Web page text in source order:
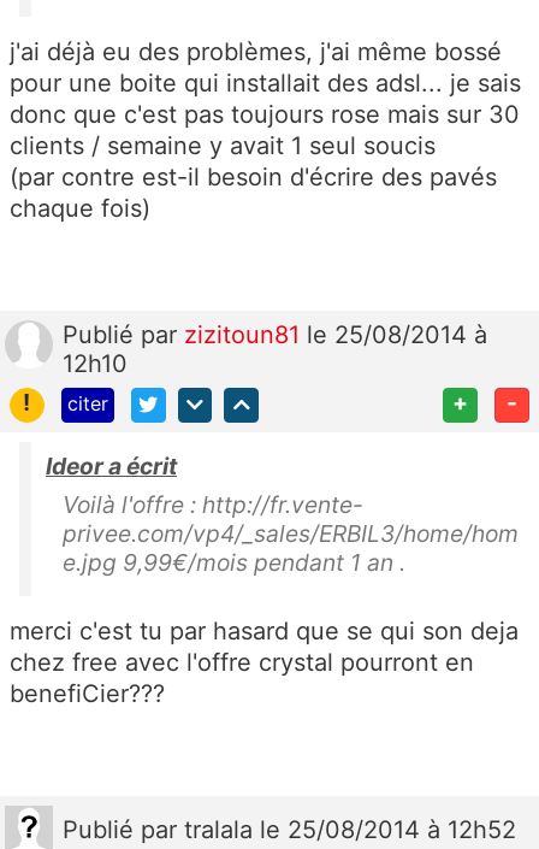
j'ai déjà eu des problèmes, j'ai même bossé
pour une boite qui installait des adsl... je sais
donc que c'est pas toujours rose mais sur 30
clients / semaine y avait 1 seul soucis
(par contre est-il besoin d'écrire des pavés
chaque fois)
Publié par zizitoun81 le 25/08/2014 à
12h10
!
citer + -
Ideor a écrit
Voilà l'offre : http://fr.vente-
privee.com/vp4/_sales/ERBIL3/home/hom
e.jpg 9,99€/mois pendant 1 an .
merci c'est tu par hasard que se qui son deja
chez free avec l'offre crystal pourront en
benefiCier???
Publié par tralala le 25/08/2014 à 12h52